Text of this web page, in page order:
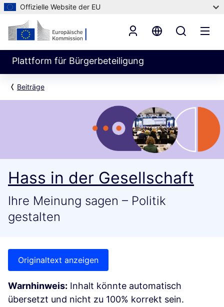
Offizielle Website der EU
Plattform für Bürgerbeteiligung
Beiträge
Hass in der Gesellschaft
Ihre Meinung sagen – Politik
gestalten
Originaltext anzeigen
Warnhinweis: Inhalt könnte automatisch
übersetzt und nicht zu 100% korrekt sein.